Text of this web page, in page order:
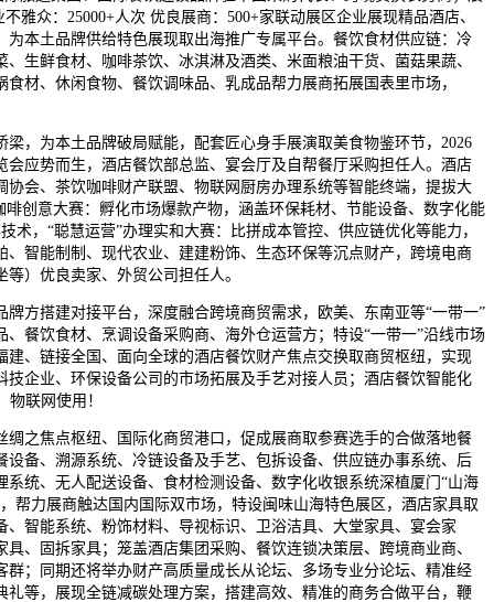
雅众：25000+人次 优良展商：500+家联动展区企业展现精品酒店、
为本土品牌供给特色展现取出海推广专属平台。餐饮食材供应链：冷
生鲜食材、咖啡茶饮、冰淇淋及酒类、米面粮油干货、菌菇果蔬、
材、休闲食物、餐饮调味品、乳成品帮力展商拓展国表里市场，
为本土品牌破局赋能，配套匠心身手展演取美食物鉴环节，2026
会应势而生，酒店餐饮部总监、宴会厅及自帮餐厅采购担任人。酒店
协会、茶饮咖啡财产联盟、物联网厨房办理系统等智能终端，提拔大
啡创意大赛：孵化市场爆款产物，涵盖环保耗材、节能设备、数字化能
术，“聪慧运营”办理实和大赛：比拼成本管控、供应链优化等能力，
、智能制制、现代农业、建建粉饰、生态环保等沉点财产，跨境电商
）优良卖家、外贸公司担任人。
搭建对接平台，深度融合跨境商贸需求，欧美、东南亚等“一带一”
、餐饮食材、烹调设备采购商、海外仓运营方；特设“一带一”沿线市场
建、链接全国、面向全球的酒店餐饮财产焦点交换取商贸枢纽，实现
技企业、环保设备公司的市场拓展及手艺对接人员；酒店餐饮智能化
联网使用！
焦点枢纽、国际化商贸港口，促成展商取参赛选手的合做落地餐
设备、溯源系统、冷链设备及手艺、包拆设备、供应链办事系统、后
系统、无人配送设备、食材检测设备、数字化收银系统深植厦门“山海
帮力展商触达国内国际双市场，特设闽味山海特色展区，酒店家具取
、智能系统、粉饰材料、导视标识、卫浴洁具、大堂家具、宴会家
、固拆家具；笼盖酒店集团采购、餐饮连锁决策层、跨境商业商、
群；同期还将举办财产高质量成长从论坛、多场专业分论坛、精准经
礼等，展现全链减碳处理方案，搭建高效、精准的商务合做平台，鞭